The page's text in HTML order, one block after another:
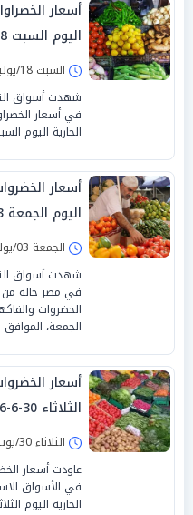
أسعار
اليوم السبت 18-7-2026
السبت 18/يوليو/2026 - 08:00 ص
شهدت أسواق
في أسعار
الجارية اليوم السبت،
أسعار
اليوم الجمعة 3-7-2026
الجمعة 03/يوليو/2026 - 08:00 ص
شهدت أسواق
في مصر حالة من
الخضروات
الجمعة، الموافق 3 يوليو 2026.
أسعار
الثلاثاء 30-6-2026
الثلاثاء 30/يونيو/2026 - 08:00 ص
عاودت أسعار
في الأسواق
الجارية اليوم الثلاثاء،